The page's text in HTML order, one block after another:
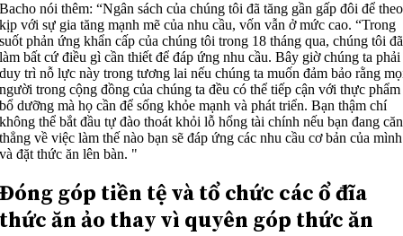
Bacho nói thêm: “Ngân sách của chúng tôi đã tăng gần gấp đôi để theo
kịp với sự gia tăng mạnh mẽ của nhu cầu, vốn vẫn ở mức cao. “Trong
suốt phản ứng khẩn cấp của chúng tôi trong 18 tháng qua, chúng tôi đã
làm bất cứ điều gì cần thiết để đáp ứng nhu cầu. Bây giờ chúng ta phải
duy trì nỗ lực này trong tương lai nếu chúng ta muốn đảm bảo rằng
người trong cộng đồng của chúng ta đều có thể tiếp cận với thực phẩm
bổ dưỡng mà họ cần để sống khỏe mạnh và phát triển. Bạn thậm chí
không thể bắt đầu tự đào thoát khỏi lỗ hổng tài chính nếu bạn đang
thẳng về việc làm thế nào bạn sẽ đáp ứng các nhu cầu cơ bản của mình
và đặt thức ăn lên bàn. "
Đóng góp tiền tệ và tổ chức các ổ đĩa
thức ăn ảo thay vì quyên góp thức ăn